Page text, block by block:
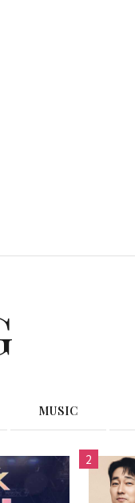
MUSIC
2